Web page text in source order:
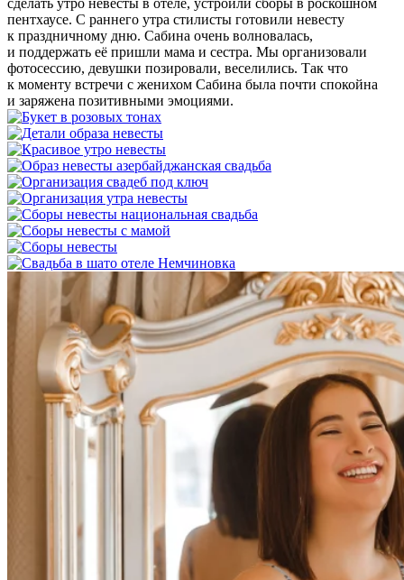
сделать утро невесты в отеле, устроили сборы в роскошном
пентхаусе. С раннего утра стилисты готовили невесту
к праздничному дню. Сабина очень волновалась,
и поддержать её пришли мама и сестра. Мы организовали
фотосессию, девушки позировали, веселились. Так что
к моменту встречи с женихом Сабина была почти спокойна
и заряжена позитивными эмоциями.